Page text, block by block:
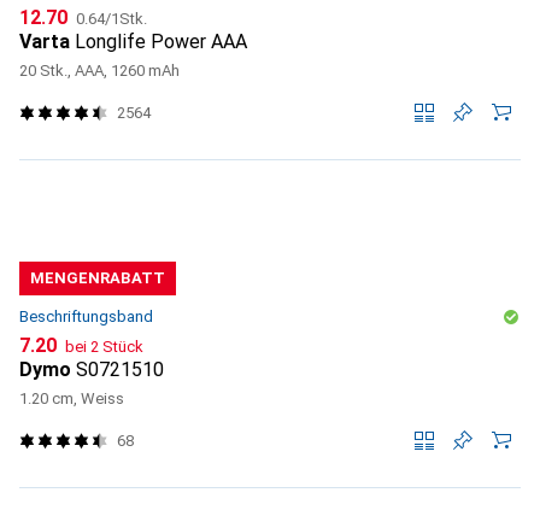
CHF
12.70 CHF
0.64/1Stk.
Varta Longlife Power AAA
20 Stk., AAA, 1260 mAh
2564
MENGENRABATT
Beschriftungsband
CHF
7.20 bei 2 Stück
Dymo S0721510
1.20 cm, Weiss
68